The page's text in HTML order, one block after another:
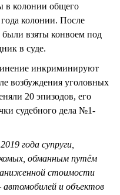
в колонии общего
колонии. После
взяты конвоем под
в суде.
инкриминируют
возбуждения уголовных
20 эпизодов, его
судебного дела №1-
года супруги,
обманным путём
стоимости
и объектов